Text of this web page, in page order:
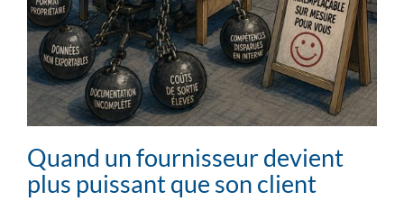
Quand un fournisseur devient
plus puissant que son client